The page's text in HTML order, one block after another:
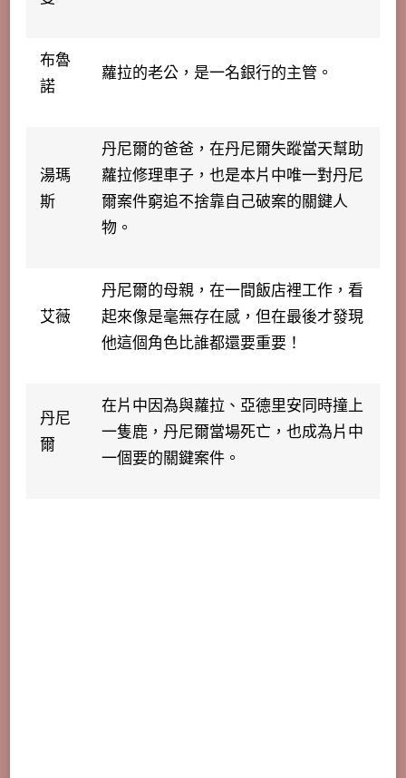
布魯
諾
蘿拉的老公，是一名銀行的主管。
湯瑪
斯
丹尼爾的爸爸，在丹尼爾失蹤當天幫助
蘿拉修理車子，也是本片中唯一對丹尼
爾案件窮追不捨靠自己破案的關鍵人
物。
艾薇
丹尼爾的母親，在一間飯店裡工作，看
起來像是毫無存在感，但在最後才發現
他這個角色比誰都還要重要！
丹尼
爾
在片中因為與蘿拉、亞德里安同時撞上
一隻鹿，丹尼爾當場死亡，也成為片中
一個要的關鍵案件。